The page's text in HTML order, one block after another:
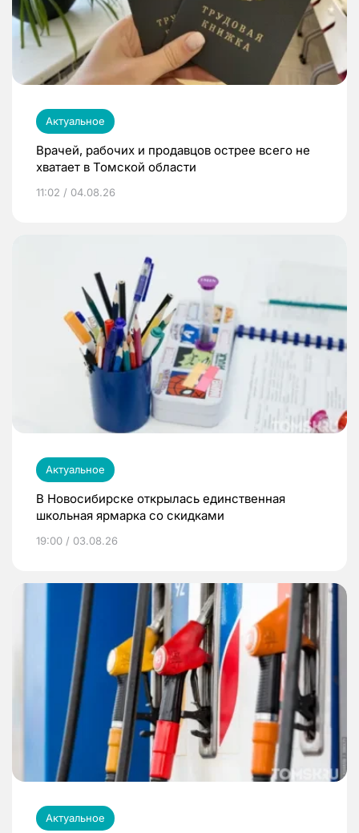
Актуальное
Врачей, рабочих и продавцов острее всего не
хватает в Томской области
11:02 / 04.08.26
Актуальное
В Новосибирске открылась единственная
школьная ярмарка со скидками
19:00 / 03.08.26
Актуальное